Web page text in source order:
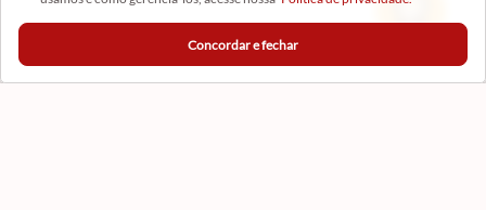
Concordar e fechar